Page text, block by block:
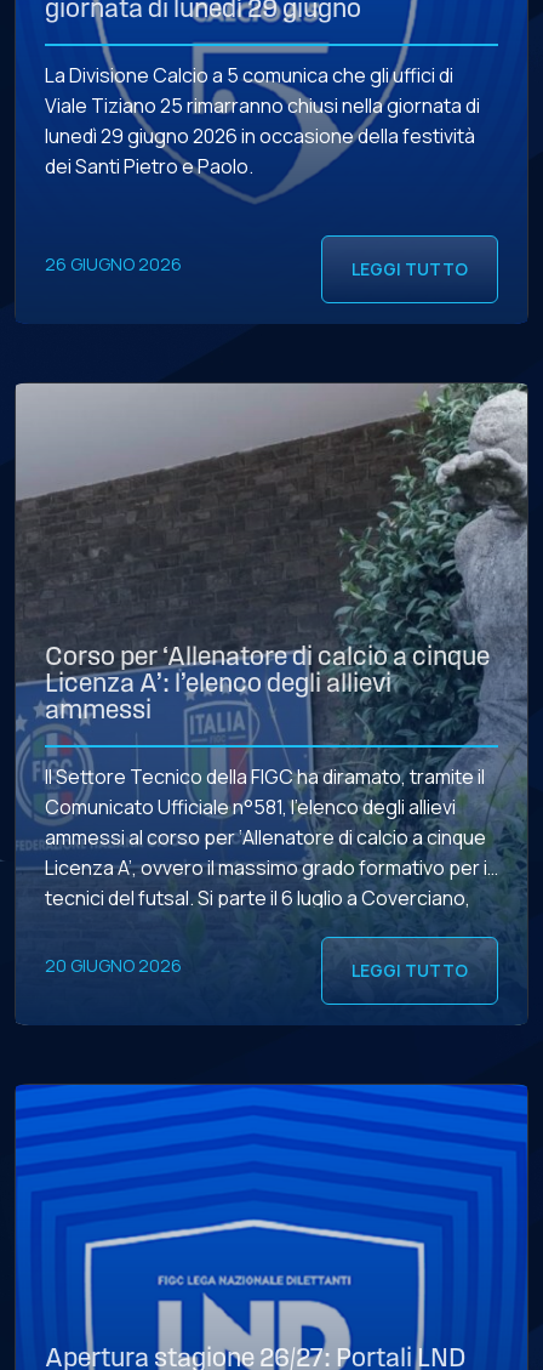
giornata di lunedì 29 giugno
La Divisione Calcio a 5 comunica che gli uffici di
Viale Tiziano 25 rimarranno chiusi nella giornata di
lunedì 29 giugno 2026 in occasione della festività
dei Santi Pietro e Paolo.
26 GIUGNO 2026 LEGGI TUTTO
Corso per ‘Allenatore di calcio a cinque
Licenza A’: l’elenco degli allievi
ammessi
Il Settore Tecnico della FIGC ha diramato, tramite il
Comunicato Ufficiale n°581, l’elenco degli allievi
ammessi al corso per ‘Allenatore di calcio a cinque
Licenza A’, ovvero il massimo grado formativo per i
tecnici del futsal. Si parte il 6 luglio a Coverciano,
due le settimane (fino al 16 luglio) di lezioni, con un
totale […]
20 GIUGNO 2026 LEGGI TUTTO
Apertura stagione 26/27: Portali LND